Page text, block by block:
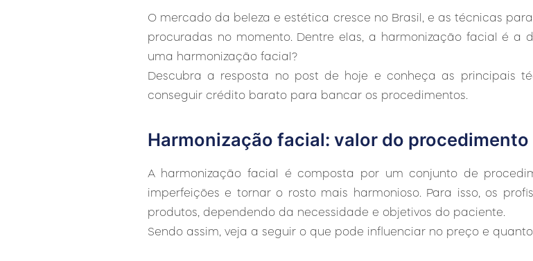
O mercado da beleza e estética cresce no Brasil, e as técnicas
procuradas no momento. Dentre elas, a harmonização facial é a
uma harmonização facial?
Descubra a resposta no post de hoje e conheça as principais
conseguir crédito barato para bancar os procedimentos.
Harmonização facial: valor do procedimento
A harmonização facial é composta por um conjunto de
imperfeições e tornar o rosto mais harmonioso. Para isso, os
produtos, dependendo da necessidade e objetivos do paciente.
Sendo assim, veja a seguir o que pode influenciar no preço e